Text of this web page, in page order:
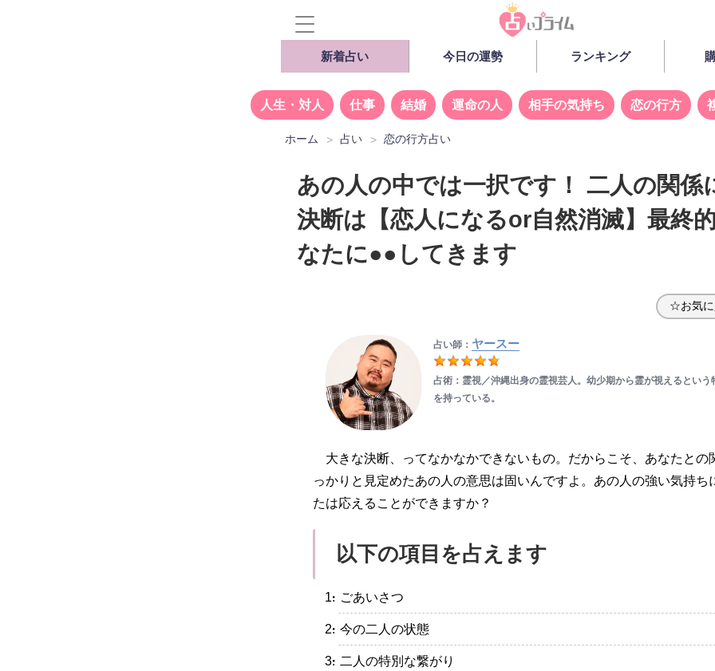
新着占い 今日の運勢 ランキング
人生・対人 仕事 結婚 運命の人 相手の気持ち 恋の行方
ホーム 占い 恋の行方占い
あの人の中では一択です！ 二人の関係
決断は【恋人になるor自然消滅】最終
なたに●●してきます
☆お気に
占い師： ヤースー
占術：霊視／沖縄出身の霊視芸人。幼少期から霊が視えるという
を持っている。
大きな決断、ってなかなかできないもの。だからこそ、あなたとの
っかりと見定めたあの人の意思は固いんですよ。あの人の強い気持ち
たは応えることができますか？
以下の項目を占えます
・ごあいさつ
・今の二人の状態
・二人の特別な繋がり